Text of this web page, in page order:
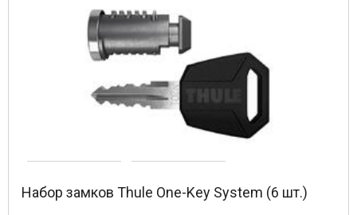
Набор замков Thule One-Key System (6 шт.)